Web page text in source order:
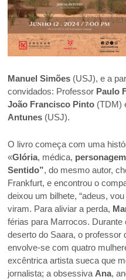
Manuel Simões (USJ), e a
convidados: Professor Paulo
João Francisco Pinto (TDM)
Antunes (USJ).
O livro começa com uma
«Glória, médica,
Sentido”, do mesmo autor,
Frankfurt, e encontrou o
deixou um bilhete, “adeus,
viram. Para aliviar a perda,
férias para Marrocos. Durante
deserto do Saara, o
envolve-se com quatro
excêntrica artista sueca que
jornalista; a obsessiva Ana,